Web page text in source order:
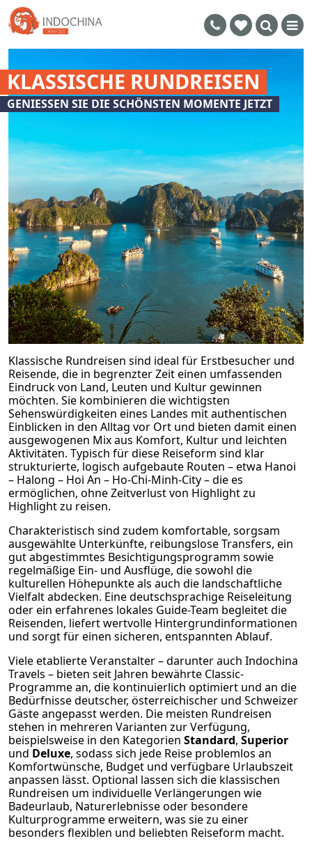
KLASSISCHE RUNDREISEN
GENIESSEN SIE DIE SCHÖNSTEN MOMENTE JETZT
Klassische Rundreisen sind ideal für Erstbesucher und
Reisende, die in begrenzter Zeit einen umfassenden
Eindruck von Land, Leuten und Kultur gewinnen
möchten. Sie kombinieren die wichtigsten
Sehenswürdigkeiten eines Landes mit authentischen
Einblicken in den Alltag vor Ort und bieten damit einen
ausgewogenen Mix aus Komfort, Kultur und leichten
Aktivitäten. Typisch für diese Reiseform sind klar
strukturierte, logisch aufgebaute Routen – etwa Hanoi
– Halong – Hoi An – Ho-Chi-Minh-City – die es
ermöglichen, ohne Zeitverlust von Highlight zu
Highlight zu reisen.
Charakteristisch sind zudem komfortable, sorgsam
ausgewählte Unterkünfte, reibungslose Transfers, ein
gut abgestimmtes Besichtigungsprogramm sowie
regelmäßige Ein- und Ausflüge, die sowohl die
kulturellen Höhepunkte als auch die landschaftliche
Vielfalt abdecken. Eine deutschsprachige Reiseleitung
oder ein erfahrenes lokales Guide-Team begleitet die
Reisenden, liefert wertvolle Hintergrundinformationen
und sorgt für einen sicheren, entspannten Ablauf.
Viele etablierte Veranstalter – darunter auch Indochina
Travels – bieten seit Jahren bewährte Classic-
Programme an, die kontinuierlich optimiert und an die
Bedürfnisse deutscher, österreichischer und Schweizer
Gäste angepasst werden. Die meisten Rundreisen
stehen in mehreren Varianten zur Verfügung,
beispielsweise in den Kategorien Standard, Superior
und Deluxe, sodass sich jede Reise problemlos an
Komfortwünsche, Budget und verfügbare Urlaubszeit
anpassen lässt. Optional lassen sich die klassischen
Rundreisen um individuelle Verlängerungen wie
Badeurlaub, Naturerlebnisse oder besondere
Kulturprogramme erweitern, was sie zu einer
besonders flexiblen und beliebten Reiseform macht.